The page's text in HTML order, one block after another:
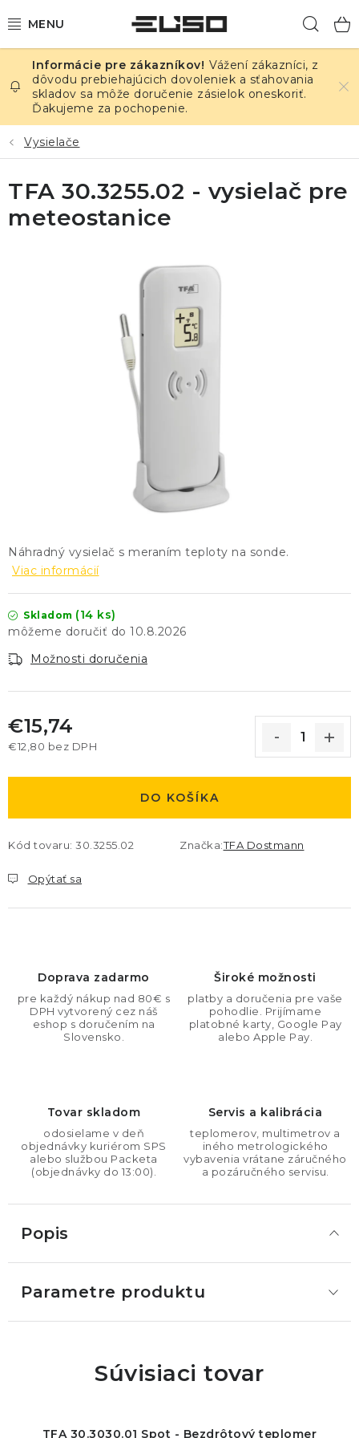
na
ELEKTRINA
TEPLOTA A VLHKOSŤ
TLAK A ÚNIKY
ZÁZNAMNÍKY
Obchodné podmienky GDPR Slovník pojmov
Vážení zákazníci, z
dôvodu prebiehajúcich dovoleniek a sťahovania
skladov sa môže doručenie zásielok oneskoriť.
Ďakujeme za pochopenie.
Vysielače
Náhradný vysielač s meraním teploty na sonde.
Viac informácií
Skladom (14 ks)
10.8.2026
Možnosti doručenia
€15,74
€12,80 bez DPH
DO KOŠÍKA
Kód tovaru: 30.3255.02 Značka:TFA Dostmann
Opýtať sa
TFA 30.3255.02 - vysielač pre
meteostanice
Doprava zadarmo
pre každý nákup nad 80€ s
DPH vytvorený cez náš
eshop s doručením na
Slovensko.
Široké možnosti
platby a doručenia pre vaše
pohodlie. Prijímame
platobné karty, Google Pay
alebo Apple Pay.
Tovar skladom
odosielame v deň
objednávky kuriérom SPS
alebo službou Packeta
(objednávky do 13:00).
Servis a kalibrácia
teplomerov, multimetrov a
iného metrologického
vybavenia vrátane záručného
a pozáručného servisu.
Popis
Parametre produktu
Súvisiaci tovar
TFA 30.3030.01 Spot - Bezdrôtový teplomer